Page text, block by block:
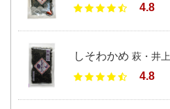
4.8
しそわかめ 萩・井上
4.8